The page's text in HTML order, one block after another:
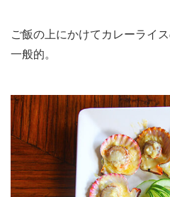
ご飯の上にかけてカレーライ
一般的。